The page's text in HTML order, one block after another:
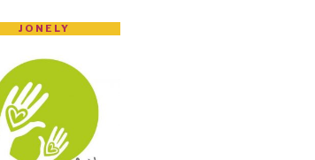
JONELY